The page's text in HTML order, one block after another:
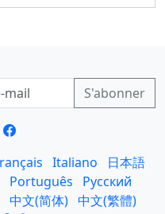
Italiano
日本語
Português
Русский
中文(简体) 中文(繁體)